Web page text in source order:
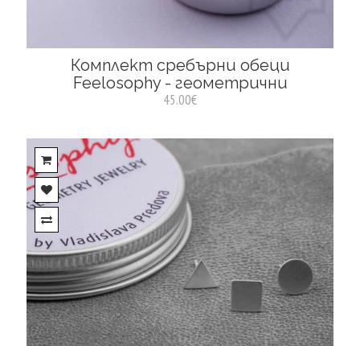
Комплект сребърни обеци
Feelosophy - геометрични
45.00€